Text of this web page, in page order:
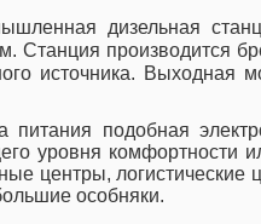
дизельная
Станция производится
источника.
питания подобная
уровня
центры,
особняки.